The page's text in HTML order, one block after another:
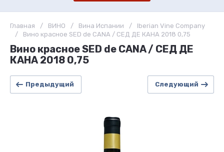
Главная / ВИНО / Вина Испании /
Iberian Vine Company
/
Вино красное SED de CANA / СЕД ДЕ КАНА 2018 0,75
Вино красное SED de CANA / СЕД ДЕ
КАНА 2018 0,75
Предыдущий Следующий